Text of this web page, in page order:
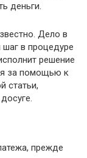
деньги.
Дело в
в процедуре
решение
за помощью к
статьи,
прежде